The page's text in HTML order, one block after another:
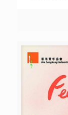
主教華德學
念小學 保良
中學 最佳拍
help to
six
emotional,